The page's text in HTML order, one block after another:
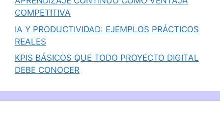
COMPETITIVA
IA Y PRODUCTIVIDAD: EJEMPLOS PRÁCTICOS
REALES
KPIS BÁSICOS QUE TODO PROYECTO DIGITAL
DEBE CONOCER